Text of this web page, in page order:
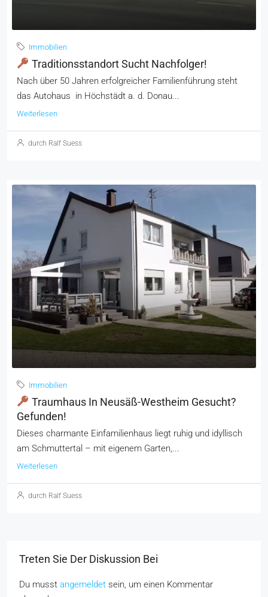
Immobilien
Traditionsstandort Sucht Nachfolger!
Nach über 50 Jahren erfolgreicher Familienführung steht
das Autohaus in Höchstädt a. d. Donau...
Weiterlesen
durch Ralf Suess
Immobilien
Traumhaus In Neusäß-Westheim Gesucht?
Gefunden!
Dieses charmante Einfamilienhaus liegt ruhig und idyllisch
am Schmuttertal – mit eigenem Garten,...
Weiterlesen
durch Ralf Suess
Treten Sie Der Diskussion Bei
Du musst angemeldet sein, um einen Kommentar